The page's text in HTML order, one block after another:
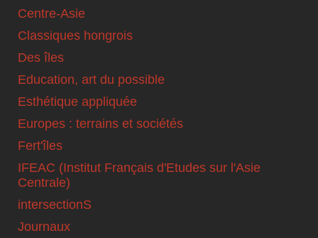
Centre-Asie
Classiques hongrois
Des îles
Education, art du possible
Esthétique appliquée
Europes : terrains et sociétés
Fert'îles
IFEAC (Institut Français d'Etudes sur l'Asie
Centrale)
intersectionS
Journaux